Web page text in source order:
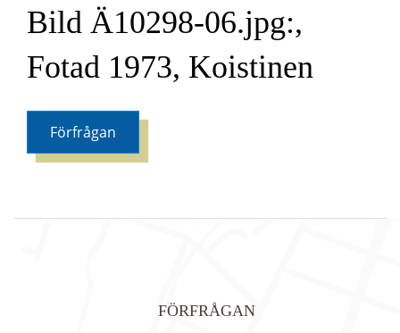
Bild Ä10298-06.jpg:,
Fotad 1973, Koistinen
Förfrågan
FÖRFRÅGAN